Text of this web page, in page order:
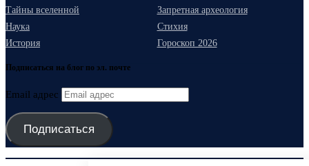
Тайны вселенной
Запретная археология
Наука
Стихия
История
Гороскоп 2026
Подписаться на блог по эл. почте
Email адрес
Подписаться